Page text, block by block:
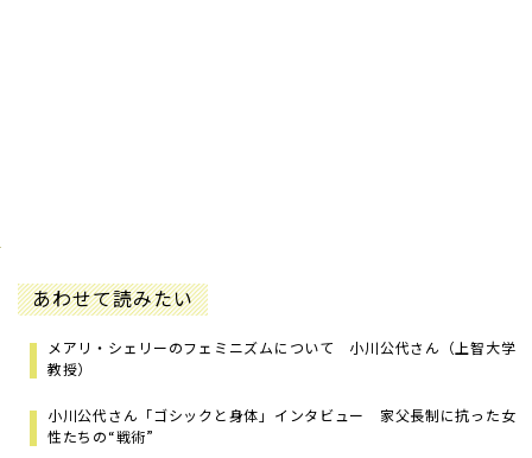
あわせて読みたい
メアリ・シェリーのフェミニズムについて 小川公代さん（上智大学
教授）
小川公代さん「ゴシックと身体」インタビュー 家父長制に抗った女
性たちの“戦術”